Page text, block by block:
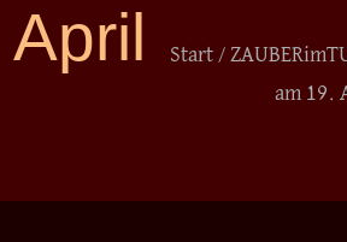
Start /
am 19.